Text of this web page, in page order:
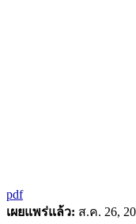
pdf
เผยแพร่แล้ว: ส.ค. 26,